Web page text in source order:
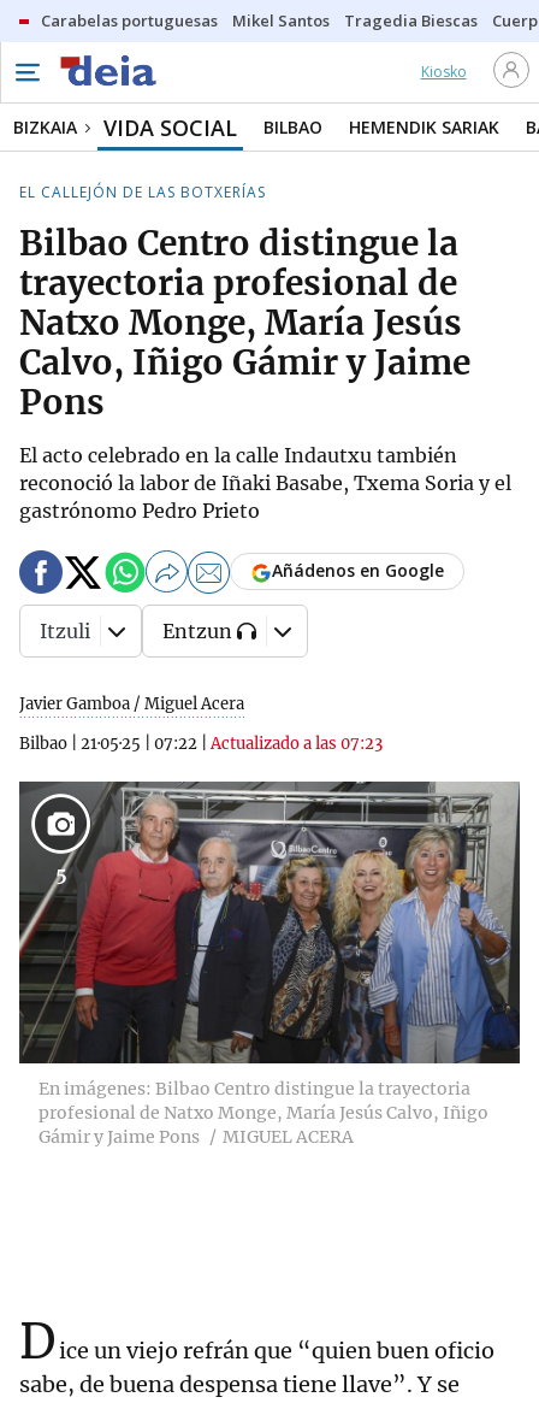
Carabelas portuguesas Mikel Santos Tragedia Biescas
Kiosko
BIZKAIA VIDA SOCIAL BILBAO HEMENDIK SARIAK
EL CALLEJÓN DE LAS BOTXERÍAS
Bilbao Centro distingue la
trayectoria profesional de
Natxo Monge, María Jesús
Calvo, Iñigo Gámir y Jaime
Pons
El acto celebrado en la calle Indautxu también
reconoció la labor de Iñaki Basabe, Txema Soria y el
gastrónomo Pedro Prieto
Javier Gamboa / Miguel Acera
Bilbao
21·05·25 07:22 |Actualizado a las 07:23
Añádenos en Google
Itzuli Entzun
5
En imágenes: Bilbao Centro distingue la trayectoria
profesional de Natxo Monge, María Jesús Calvo, Iñigo
Gámir y Jaime Pons
MIGUEL ACERA
Dice un viejo refrán que “quien buen oficio
sabe, de buena despensa tiene llave”. Y se